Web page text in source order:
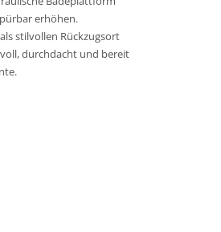
erhöhen.
stilvollen Rückzugsort
durchdacht und bereit